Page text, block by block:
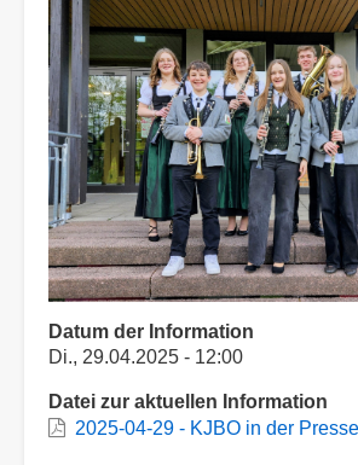
Datum der Information
Di., 29.04.2025 - 12:00
Datei zur aktuellen Information
2025-04-29 - KJBO in der